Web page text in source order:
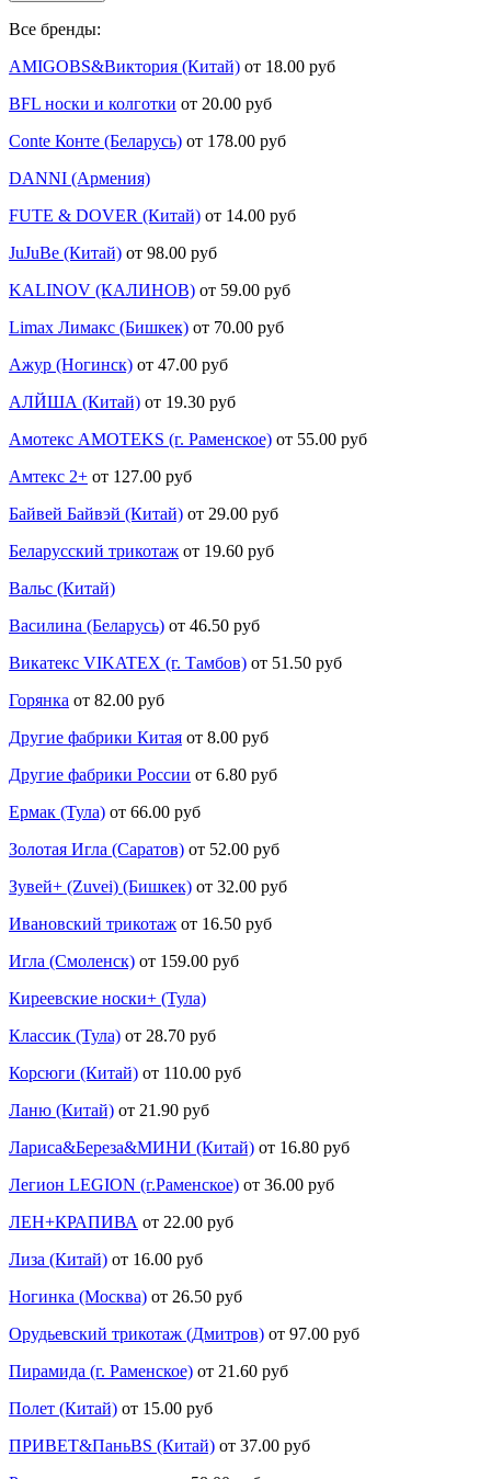
Все бренды:
AMIGOBS&Виктория (Китай) от 18.00 руб
BFL носки и колготки от 20.00 руб
Conte Конте (Беларусь) от 178.00 руб
DANNI (Армения)
FUTE & DOVER (Китай) от 14.00 руб
JuJuBe (Китай) от 98.00 руб
KALINOV (КАЛИНОВ) от 59.00 руб
Limax Лимакс (Бишкек) от 70.00 руб
Ажур (Ногинск) от 47.00 руб
АЛЙША (Китай) от 19.30 руб
Амотекс AMOTEKS (г. Раменское) от 55.00 руб
Амтекс 2+ от 127.00 руб
Байвей Байвэй (Китай) от 29.00 руб
Беларусский трикотаж от 19.60 руб
Вальс (Китай)
Василина (Беларусь) от 46.50 руб
Викатекс VIKATEX (г. Тамбов) от 51.50 руб
Горянка от 82.00 руб
Другие фабрики Китая от 8.00 руб
Другие фабрики России от 6.80 руб
Ермак (Тула) от 66.00 руб
Золотая Игла (Саратов) от 52.00 руб
Зувей+ (Zuvei) (Бишкек) от 32.00 руб
Ивановский трикотаж от 16.50 руб
Игла (Смоленск) от 159.00 руб
Киреевские носки+ (Тула)
Классик (Тула) от 28.70 руб
Корсюги (Китай) от 110.00 руб
Ланю (Китай) от 21.90 руб
Лариса&Береза&МИНИ (Китай) от 16.80 руб
Легион LEGION (г.Раменское) от 36.00 руб
ЛЕН+КРАПИВА от 22.00 руб
Лиза (Китай) от 16.00 руб
Ногинка (Москва) от 26.50 руб
Орудьевский трикотаж (Дмитров) от 97.00 руб
Пирамида (г. Раменское) от 21.60 руб
Полет (Китай) от 15.00 руб
ПРИВЕТ&ПаньBS (Китай) от 37.00 руб